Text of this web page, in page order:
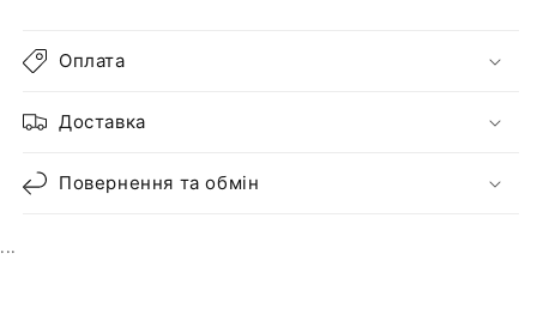
Оплата
Доставка
Повернення та обмін
...